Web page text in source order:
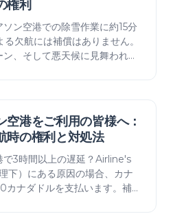
権利
ン空港での除雪作業に約15分
欠航には補償はありません。
、そして悪天候に見舞われた
港をご利用の皆様へ：
時の権利と対処法
で3時間以上の遅延？Airline's
下）にある原因の場合、カナ
カナダドルを支払います。補